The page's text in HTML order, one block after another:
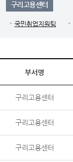
구리고용센터
국민취업지원팀
부서명
구리고용센터
구리고용센터
구리고용센터